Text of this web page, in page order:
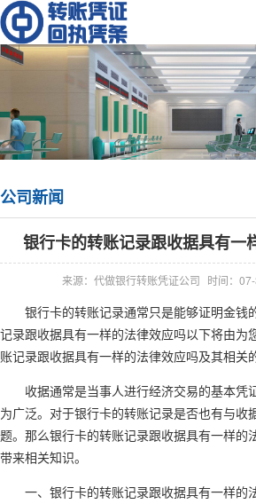
公司新闻
银行卡的转账记录跟收据具有一
来源：代做银行转账凭证公司 时间：
银行卡的转账记录通常只是能够证明金钱
记录跟收据具有一样的法律效应吗以下将由为
账记录跟收据具有一样的法律效应吗及其相关
收据通常是当事人进行经济交易的基本凭
为广泛。对于银行卡的转账记录是否也有与收
题。那么银行卡的转账记录跟收据具有一样的
带来相关知识。
一、银行卡的转账记录跟收据具有一样的